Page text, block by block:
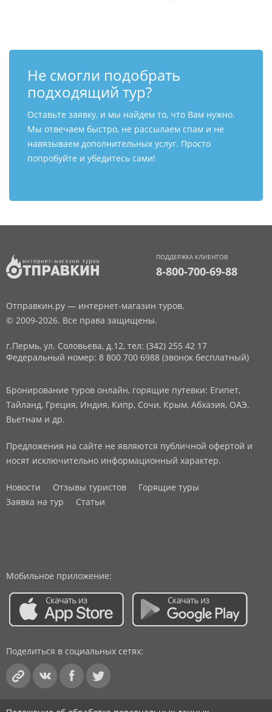
Не смогли подобрать
подходящий тур?
Оставьте заявку, и мы найдем то, что Вам нужно.
Мы отвечаем быстро, не рассылаем спам и не
навязываем дополнительных услуг. Просто
попробуйте и убедитесь сами!
ПОДДЕРЖКА КЛИЕНТОВ
8-800-700-69-88
Отправкин.ру — интернет-магазин туров.
© 2009-2026. Все права защищены.
г.Пермь, ул. Соловьева, д.12, тел: (342) 255 42 17
Федеральный номер: 8 800 700 6988 (звонок бесплатный)
Бронирование туров онлайн, горящие путевки: Египет,
Тайланд, Греция, Индия, Кипр, Сочи, Крым, Абхазия, ОАЭ,
Вьетнам и др.
Предложения на сайте не являются публичной офертой и
носят исключительно информационный характер.
Новости Отзывы туристов
Горящие туры
Заявка на тур
Статьи
Мобильное приложение:
Поделиться в социальных сетях: